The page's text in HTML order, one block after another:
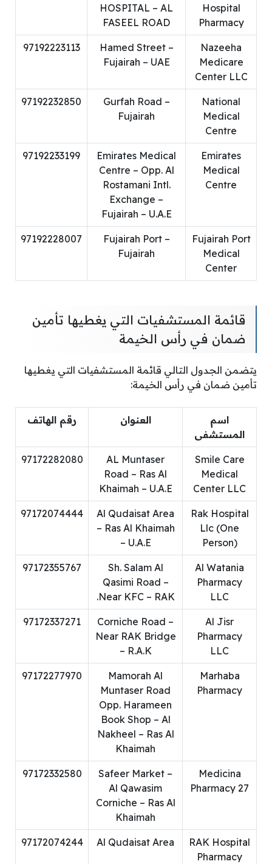
Hospital
Pharmacy
HOSPITAL – AL
FASEEL ROAD
Nazeeha
Medicare
Center LLC
Hamed Street –
Fujairah – UAE
97192223113
National
Medical
Centre
Gurfah Road –
Fujairah
97192232850
Emirates
Medical
Centre
Emirates Medical
Centre – Opp. Al
Rostamani Intl.
Exchange –
Fujairah – U.A.E
97192233199
Fujairah Port
Medical
Center
Fujairah Port –
Fujairah
97192228007
قائمة المستشفيات التي يغطيها تأمين
ضمان في رأس الخيمة
يتضمن الجدول التالي قائمة المستشفيات التي يغطيها
تأمين ضمان في رأس الخيمة:
اسم
المستشفى
العنوان رقم الهاتف
Smile Care
Medical
Center LLC
AL Muntaser
Road – Ras Al
Khaimah – U.A.E
97172282080
Rak Hospital
Llc (One
Person)
Al Qudaisat Area
– Ras Al Khaimah
– U.A.E
97172074444
Al Watania
Pharmacy
LLC
Sh. Salam Al
Qasimi Road –
Near KFC – RAK.
97172355767
Al Jisr
Pharmacy
LLC
Corniche Road –
Near RAK Bridge
– R.A.K
97172337271
Marhaba
Pharmacy
Mamorah Al
Muntaser Road
Opp. Harameen
Book Shop – Al
Nakheel – Ras Al
Khaimah
97172277970
Medicina
Pharmacy 27
Safeer Market –
Al Qawasim
Corniche – Ras Al
Khaimah
97172332580
RAK Hospital
Pharmacy
Al Qudaisat Area
97172074244